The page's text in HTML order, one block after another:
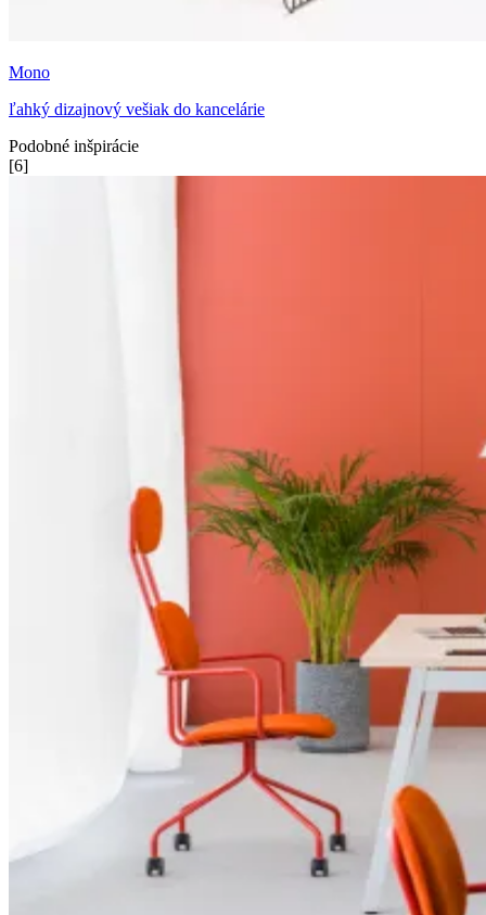
Mono
ľahký dizajnový vešiak do kancelárie
Podobné inšpirácie
[6]